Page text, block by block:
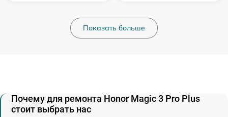
Показать больше
Почему для ремонта Honor Magic 3 Pro Plus
стоит выбрать нас